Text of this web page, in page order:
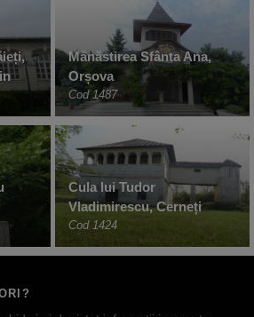
Mănăstirea Sfânta Ana,
Orșova
Cod 1487
Cula lui Tudor
Vladimirescu, Cerneți
Cod 1424